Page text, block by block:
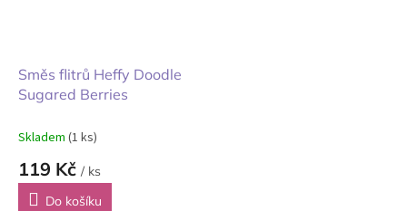
Směs flitrů Heffy Doodle
Sugared Berries
Skladem (1 ks)
119 Kč / ks
Do košíku